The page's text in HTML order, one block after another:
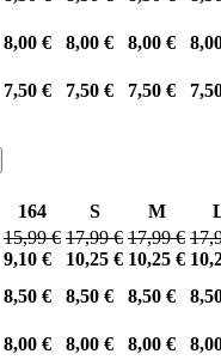
8,00 € 8,00 € 8,00 €
7,50 € 7,50 € 7,50 €
164 S M
15,99 €
9,10 €
17,99 €
10,25 €
17,99 €
10,25 €
8,50 € 8,50 € 8,50 €
8,00 € 8,00 € 8,00 €